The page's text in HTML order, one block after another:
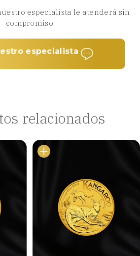
especialista le atenderá sin
compromiso
especialista
relacionados